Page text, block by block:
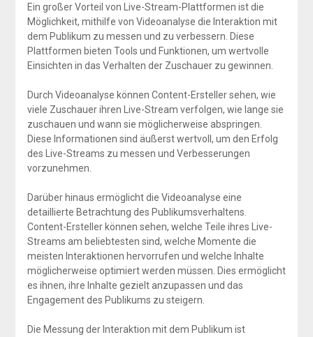
Ein großer Vorteil von Live-Stream-Plattformen ist die
Möglichkeit, mithilfe von Videoanalyse die Interaktion mit
dem Publikum zu messen und zu verbessern. Diese
Plattformen bieten Tools und Funktionen, um wertvolle
Einsichten in das Verhalten der Zuschauer zu gewinnen.
Durch Videoanalyse können Content-Ersteller sehen, wie
viele Zuschauer ihren Live-Stream verfolgen, wie lange sie
zuschauen und wann sie möglicherweise abspringen.
Diese Informationen sind äußerst wertvoll, um den Erfolg
des Live-Streams zu messen und Verbesserungen
vorzunehmen.
Darüber hinaus ermöglicht die Videoanalyse eine
detaillierte Betrachtung des Publikumsverhaltens.
Content-Ersteller können sehen, welche Teile ihres Live-
Streams am beliebtesten sind, welche Momente die
meisten Interaktionen hervorrufen und welche Inhalte
möglicherweise optimiert werden müssen. Dies ermöglicht
es ihnen, ihre Inhalte gezielt anzupassen und das
Engagement des Publikums zu steigern.
Die Messung der Interaktion mit dem Publikum ist